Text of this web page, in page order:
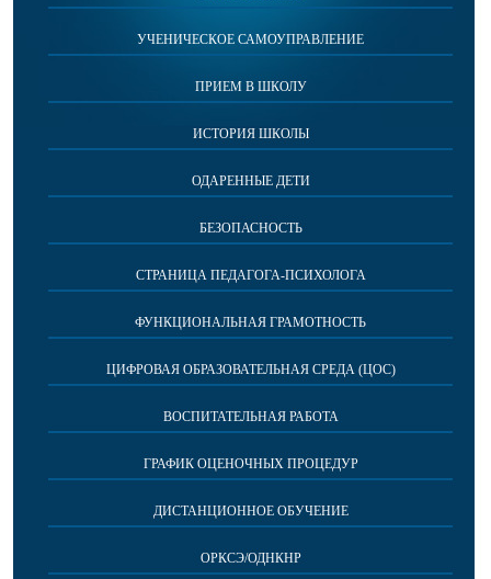
УЧЕНИЧЕСКОЕ САМОУПРАВЛЕНИЕ
ПРИЕМ В ШКОЛУ
ИСТОРИЯ ШКОЛЫ
ОДАРЕННЫЕ ДЕТИ
БЕЗОПАСНОСТЬ
СТРАНИЦА ПЕДАГОГА-ПСИХОЛОГА
ФУНКЦИОНАЛЬНАЯ ГРАМОТНОСТЬ
ЦИФРОВАЯ ОБРАЗОВАТЕЛЬНАЯ СРЕДА (ЦОС)
ВОСПИТАТЕЛЬНАЯ РАБОТА
ГРАФИК ОЦЕНОЧНЫХ ПРОЦЕДУР
ДИСТАНЦИОННОЕ ОБУЧЕНИЕ
ОРКСЭ/ОДНКНР